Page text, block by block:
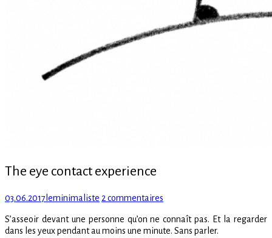
The eye contact experience
Posted
03.06.2017 Author
leminimaliste 2 commentaires
eye
contact
S’asseoir devant une personne qu’on ne connaît pas. Et la regarder
dans les yeux pendant au moins une minute. Sans parler.